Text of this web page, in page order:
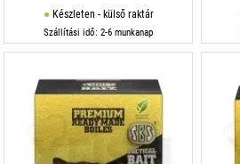
Készleten - külső raktár
Szállítási idő: 2-6 munkanap